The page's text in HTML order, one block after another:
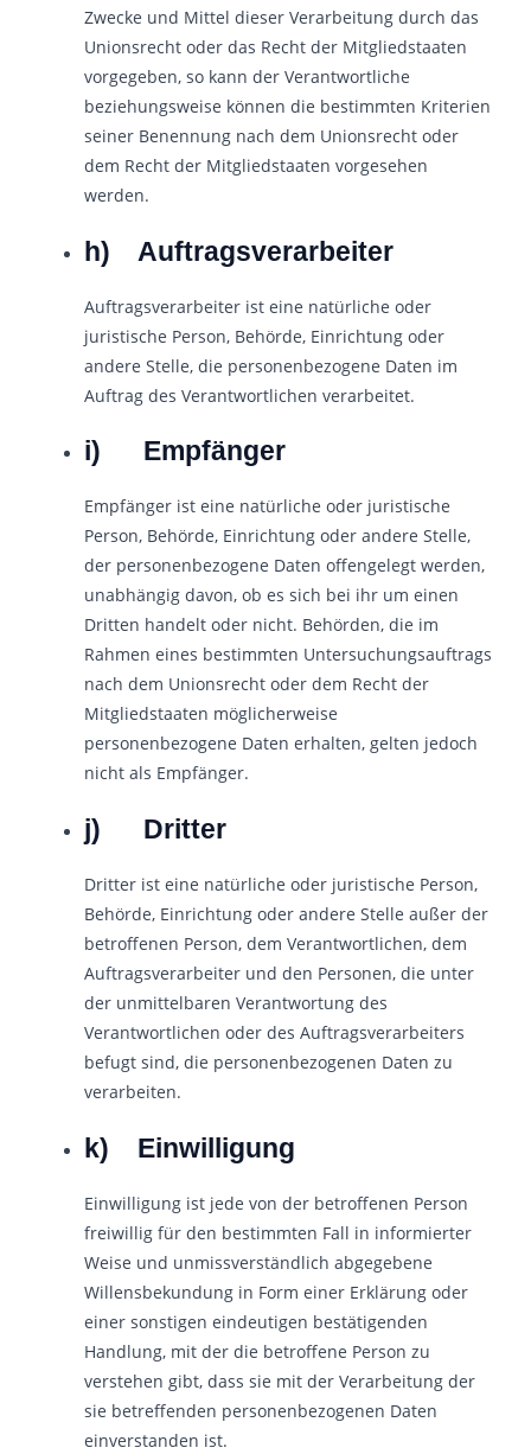
Zwecke und Mittel dieser Verarbeitung durch das
Unionsrecht oder das Recht der Mitgliedstaaten
vorgegeben, so kann der Verantwortliche
beziehungsweise können die bestimmten Kriterien
seiner Benennung nach dem Unionsrecht oder
dem Recht der Mitgliedstaaten vorgesehen
werden.
h) Auftragsverarbeiter
Auftragsverarbeiter ist eine natürliche oder
juristische Person, Behörde, Einrichtung oder
andere Stelle, die personenbezogene Daten im
Auftrag des Verantwortlichen verarbeitet.
i) Empfänger
Empfänger ist eine natürliche oder juristische
Person, Behörde, Einrichtung oder andere Stelle,
der personenbezogene Daten offengelegt werden,
unabhängig davon, ob es sich bei ihr um einen
Dritten handelt oder nicht. Behörden, die im
Rahmen eines bestimmten Untersuchungsauftrags
nach dem Unionsrecht oder dem Recht der
Mitgliedstaaten möglicherweise
personenbezogene Daten erhalten, gelten jedoch
nicht als Empfänger.
j) Dritter
Dritter ist eine natürliche oder juristische Person,
Behörde, Einrichtung oder andere Stelle außer der
betroffenen Person, dem Verantwortlichen, dem
Auftragsverarbeiter und den Personen, die unter
der unmittelbaren Verantwortung des
Verantwortlichen oder des Auftragsverarbeiters
befugt sind, die personenbezogenen Daten zu
verarbeiten.
k) Einwilligung
Einwilligung ist jede von der betroffenen Person
freiwillig für den bestimmten Fall in informierter
Weise und unmissverständlich abgegebene
Willensbekundung in Form einer Erklärung oder
einer sonstigen eindeutigen bestätigenden
Handlung, mit der die betroffene Person zu
verstehen gibt, dass sie mit der Verarbeitung der
sie betreffenden personenbezogenen Daten
einverstanden ist.